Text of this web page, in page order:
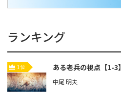
ランキング
1位 ある老兵の視点【1-3】
中尾 明夫